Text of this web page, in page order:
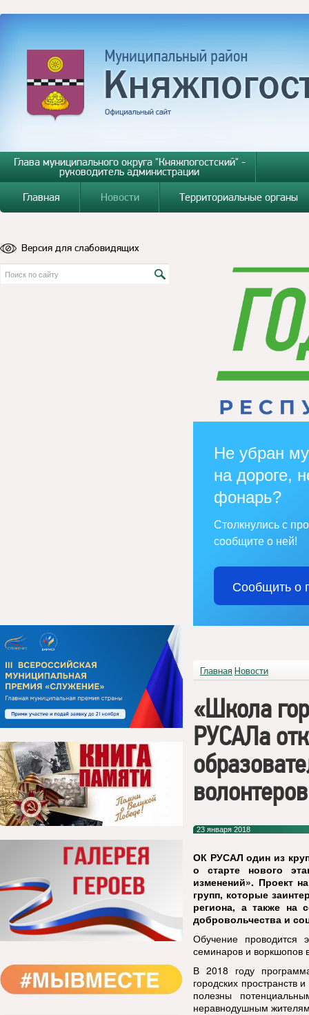
Глава муниципального округа "Княжпогостский" -
руководитель администрации
Главная
Новости Территориальные органы
Версия для слабовидящих
Не убран
на дороге,
фонарь?
Столкнулись с
сообщите о ней!
Сообщить о
Главная Новости
«Школа
РУСАЛа
волонтеров
23 января 2018
ОК РУСАЛ один из
о старте нового
изменений». Проект
групп, которые
региона, а также на
добровольчества и
Обучение проводится
семинаров и воркшопов
В 2018 году
городских пространств
полезны
неравнодушным